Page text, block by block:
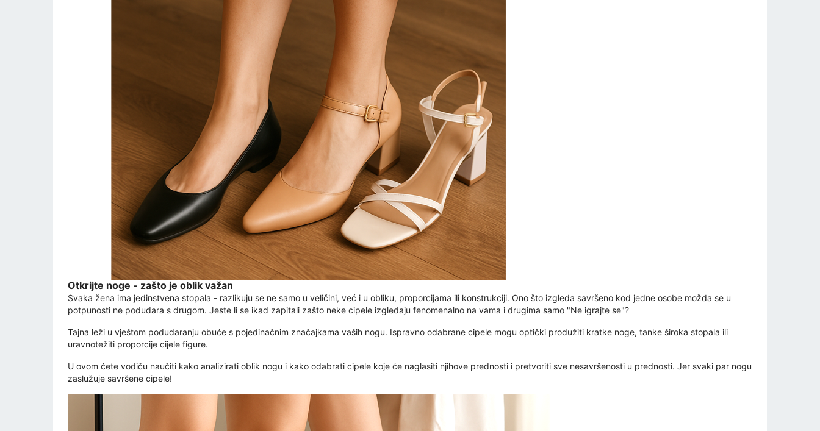
Otkrijte noge - zašto je oblik važan
Svaka žena ima jedinstvena stopala - razlikuju se ne samo u veličini, već i u obliku, proporcijama ili konstrukciji. Ono što izgleda savršeno kod jedne osobe možda se u
potpunosti ne podudara s drugom. Jeste li se ikad zapitali zašto neke cipele izgledaju fenomenalno na vama i drugima samo "Ne igrajte se"?
Tajna leži u vještom podudaranju obuće s pojedinačnim značajkama vaših nogu. Ispravno odabrane cipele mogu optički produžiti kratke noge, tanke široka stopala ili
uravnotežiti proporcije cijele figure.
U ovom ćete vodiču naučiti kako analizirati oblik nogu i kako odabrati cipele koje će naglasiti njihove prednosti i pretvoriti sve nesavršenosti u prednosti. Jer svaki par nogu
zaslužuje savršene cipele!